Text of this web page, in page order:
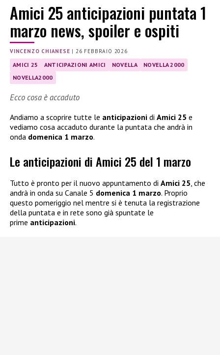
Amici 25 anticipazioni puntata 1
marzo news, spoiler e ospiti
VINCENZO CHIANESE |26 FEBBRAIO 2026
AMICI 25 ANTICIPAZIONI AMICI NOVELLA
NOVELLA 2000
NOVELLA2000
Ecco cosa è accaduto
Andiamo a scoprire tutte le anticipazioni di Amici 25 e
vediamo cosa accaduto durante la puntata che andrà in
onda domenica 1 marzo.
Le anticipazioni di Amici 25 del 1 marzo
Tutto è pronto per il nuovo appuntamento di Amici 25, che
andrà in onda su Canale 5 domenica 1 marzo. Proprio
questo pomeriggio nel mentre si è tenuta la registrazione
della puntata e in rete sono già spuntate le
prime anticipazioni.